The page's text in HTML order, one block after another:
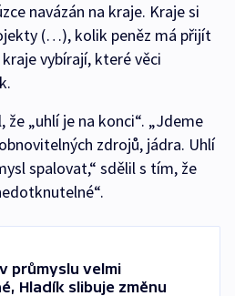
navázán na kraje. Kraje si
(…), kolik peněz má přijít
vybírají, které věci
„uhlí je na konci“. „Jdeme
zdrojů, jádra. Uhlí
spalovat,“ sdělil s tím, že
průmyslu velmi
Hladík slibuje změnu